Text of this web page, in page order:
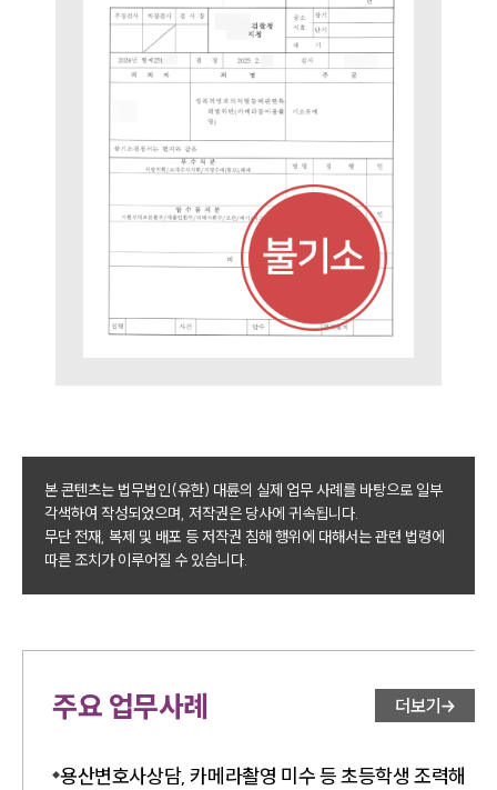
대륜법률상담예약
본 콘텐츠는 법무법인(유한) 대륜의 실제 업무 사례를 바탕으로 일부
각색하여 작성되었으며, 저작권은 당사에 귀속됩니다.
무단 전재, 복제 및 배포 등 저작권 침해 행위에 대해서는 관련 법령에
따른 조치가 이루어질 수 있습니다.
주요 업무사례 더보기
용산변호사상담, 카메라촬영 미수 등 초등학생 조력해